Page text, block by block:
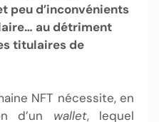
peu d’inconvénients
au détriment
titulaires de
NFT nécessite, en
d’un wallet, lequel